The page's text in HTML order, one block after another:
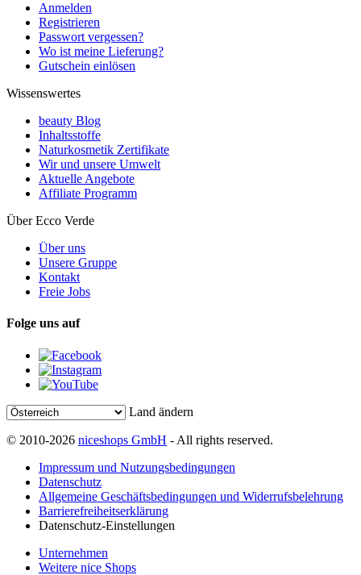
Anmelden
Registrieren
Passwort vergessen?
Wo ist meine Lieferung?
Gutschein einlösen
Wissenswertes
beauty Blog
Inhaltsstoffe
Naturkosmetik Zertifikate
Wir und unsere Umwelt
Aktuelle Angebote
Affiliate Programm
Über Ecco Verde
Über uns
Unsere Gruppe
Kontakt
Freie Jobs
Folge uns auf
Land ändern
© 2010-2026 niceshops GmbH - All rights reserved.
Impressum und Nutzungsbedingungen
Datenschutz
Allgemeine Geschäftsbedingungen und Widerrufsbelehrung
Barrierefreiheitserklärung
Datenschutz-Einstellungen
Unternehmen
Weitere nice Shops